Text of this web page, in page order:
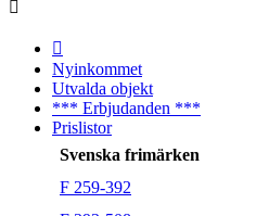
Nyinkommet
Utvalda objekt
*** Erbjudanden ***
Prislistor
Svenska frimärken
F 259-392